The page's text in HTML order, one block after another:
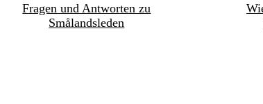
Fragen und Antworten zu
Smålandsleden